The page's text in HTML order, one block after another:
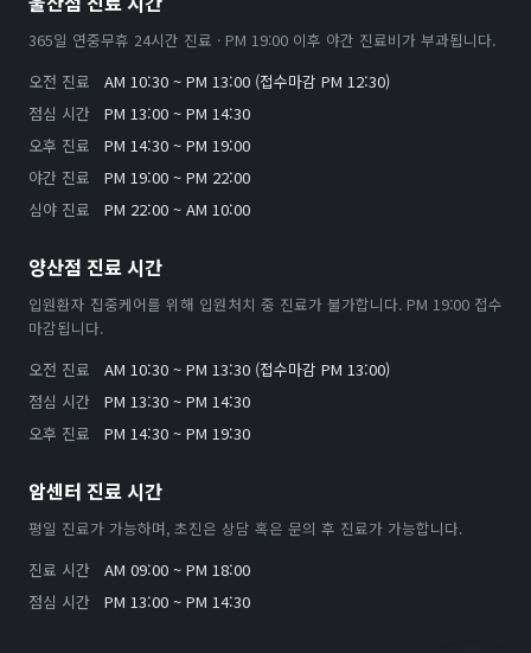
365일 연중무휴 24시간 진료 · PM 19:00 이후 야간 진료비가 부과됩니다.
오전 진료
AM 10:30 ~ PM 13:00 (접수마감 PM 12:30)
점심 시간
PM 13:00 ~ PM 14:30
오후 진료
PM 14:30 ~ PM 19:00
야간 진료
PM 19:00 ~ PM 22:00
심야 진료
PM 22:00 ~ AM 10:00
양산점 진료 시간
입원환자 집중케어를 위해 입원처치 중 진료가 불가합니다. PM 19:00 접수
마감됩니다.
오전 진료
AM 10:30 ~ PM 13:30 (접수마감 PM 13:00)
점심 시간
PM 13:30 ~ PM 14:30
오후 진료
PM 14:30 ~ PM 19:30
암센터 진료 시간
평일 진료가 가능하며, 초진은 상담 혹은 문의 후 진료가 가능합니다.
진료 시간
AM 09:00 ~ PM 18:00
점심 시간
PM 13:00 ~ PM 14:30